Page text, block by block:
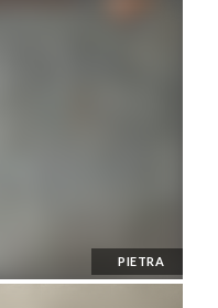
PIETRA